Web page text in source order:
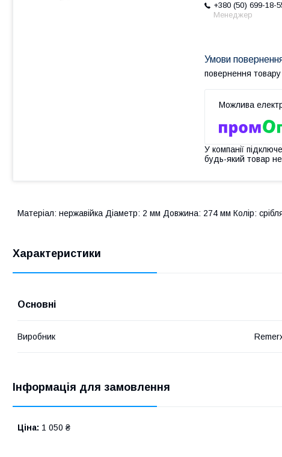
+380 (50) 699-18-
Менеджер
повернення
У компанії
будь-який товар
Матеріал: нержавійка Діаметр: 2 мм Довжина: 274 мм Колір:
Характеристики
Основні
Виробник
Інформація для замовлення
Ціна: 1 050 ₴